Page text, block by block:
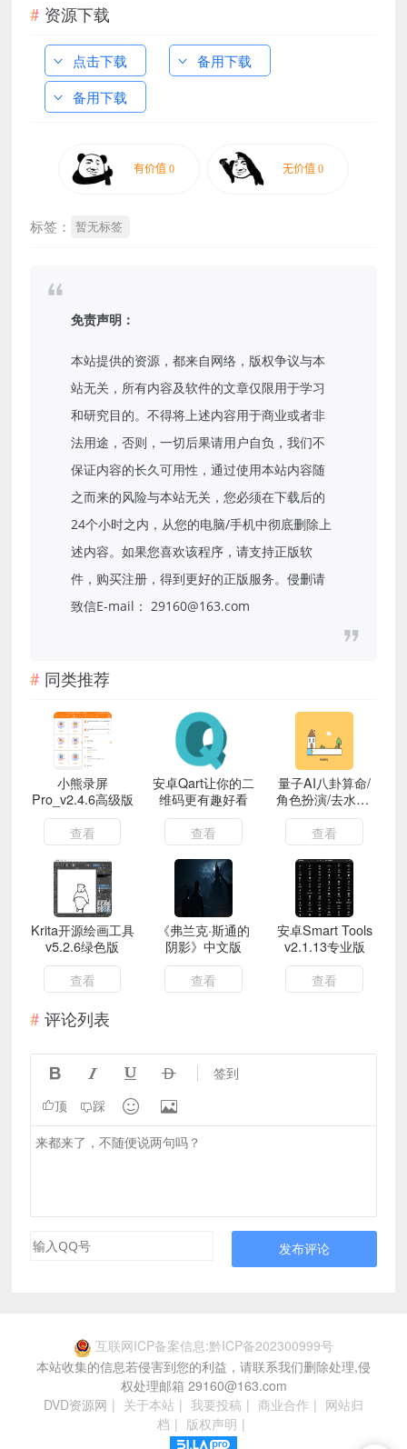
资源下载
点击下载
备用下载
备用下载
标签： 暂无标签
免责声明：
本站提供的资源，都来自网络，版权争议与本
站无关，所有内容及软件的文章仅限用于学习
和研究目的。不得将上述内容用于商业或者非
法用途，否则，一切后果请用户自负，我们不
保证内容的长久可用性，通过使用本站内容随
之而来的风险与本站无关，您必须在下载后的
24个小时之内，从您的电脑/手机中彻底删除上
述内容。如果您喜欢该程序，请支持正版软
件，购买注册，得到更好的正版服务。侵删请
致信E-mail： 29160@163.com
同类推荐
小熊录屏
Pro_v2.4.6高级版
查看
安卓Qart让你的二
维码更有趣好看
查看
量子AI八卦算命/
角色扮演/去水印/
网盘搜索等
查看
Krita开源绘画工具
v5.2.6绿色版
查看
《弗兰克·斯通的
阴影》中文版
查看
安卓Smart Tools
v2.1.13专业版
查看
评论列表
    签到
顶 踩  
发布评论
互联网ICP备案信息:黔ICP备202300999号
本站收集的信息若侵害到您的利益，请联系我们删除处理,侵
权处理邮箱 29160@163.com
DVD资源网 | 关于本站 | 我要投稿 | 商业合作 | 网站归
档 | 版权声明 |